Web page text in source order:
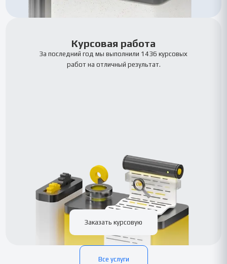
Курсовая работа
За последний год мы выполнили 1436 курсовых
работ на отличный результат.
Заказать курсовую
Все услуги